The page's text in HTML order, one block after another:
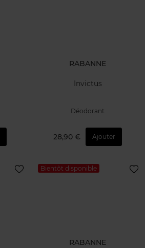
RABANNE
Invictus
Déodorant
28,90 € Ajouter
Bientôt disponible
RABANNE